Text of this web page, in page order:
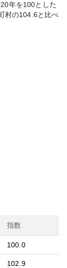
年を100とした
村の104.6と比べ
指数
100.0
102.9